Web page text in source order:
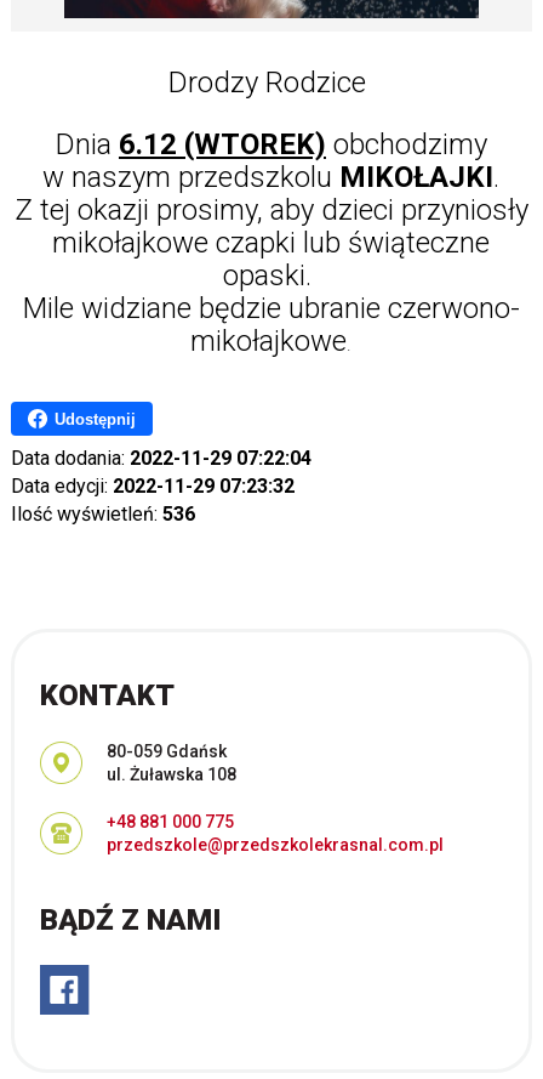
Drodzy Rodzice
Dnia 6.12 (WTOREK) obchodzimy
w naszym przedszkolu MIKOŁAJKI.
Z tej okazji prosimy, aby dzieci przyniosły
mikołajkowe czapki lub świąteczne
opaski.
Mile widziane będzie ubranie czerwono-
mikołajkowe.
Udostępnij
Data dodania: 2022-11-29 07:22:04
Data edycji: 2022-11-29 07:23:32
Ilość wyświetleń: 536
KONTAKT
Adres pocztowy:
80-059 Gdańsk
ul. Żuławska 108
+48 881 000 775
przedszkole@przedszkolekrasnal.com.pl
BĄDŹ Z NAMI